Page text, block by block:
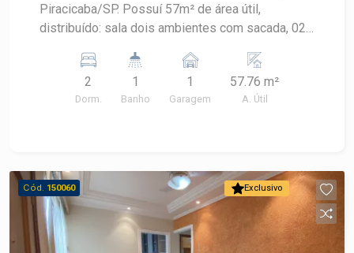
Piracicaba/SP. Possuí 57m² de área útil,
distribuído: sala dois ambientes com sacada, 02
armário, cozinha com planejados, lavanderia com
planejado. Possuí uma vaga.
2
Dorm.
1
Banho
1
Garagem
57.76 m²
A. Útil
Exclusivo
Cód. 150060